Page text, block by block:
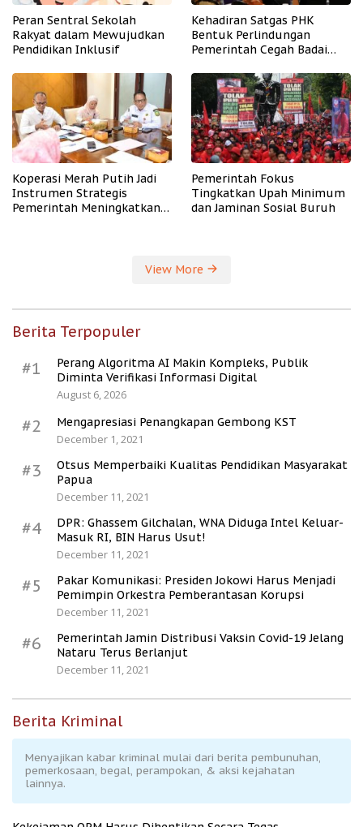
Peran Sentral Sekolah
Rakyat dalam Mewujudkan
Pendidikan Inklusif
Kehadiran Satgas PHK
Bentuk Perlindungan
Pemerintah Cegah Badai
Koperasi Merah Putih Jadi
Instrumen Strategis
Pemerintah Meningkatkan
Pemerintah Fokus
Tingkatkan Upah Minimum
dan Jaminan Sosial Buruh
View More
Berita Terpopuler
#1
Perang Algoritma AI Makin Kompleks, Publik
Diminta Verifikasi Informasi Digital
August 6, 2026
#2
Mengapresiasi Penangkapan Gembong KST
December 1, 2021
#3
Otsus Memperbaiki Kualitas Pendidikan Masyarakat
Papua
December 11, 2021
#4
DPR: Ghassem Gilchalan, WNA Diduga Intel Keluar-
Masuk RI, BIN Harus Usut!
December 11, 2021
#5
Pakar Komunikasi: Presiden Jokowi Harus Menjadi
Pemimpin Orkestra Pemberantasan Korupsi
December 11, 2021
#6
Pemerintah Jamin Distribusi Vaksin Covid-19 Jelang
Nataru Terus Berlanjut
December 11, 2021
Berita Kriminal
Menyajikan kabar kriminal mulai dari berita pembunuhan,
pemerkosaan, begal, perampokan, & aksi kejahatan
lainnya.